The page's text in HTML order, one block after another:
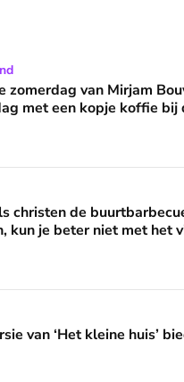
Mirjam Bouwman eruit?
zomerdag van Mirjam
met een kopje koffie bij
‘Zelfs als
christen de
kun je beter niet met het
huis’ biedt fijne
van ‘Het kleine huis’